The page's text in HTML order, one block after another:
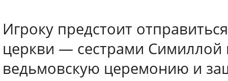
Игроку предстоит
церкви — сестрами
ведьмовскую церемонию и